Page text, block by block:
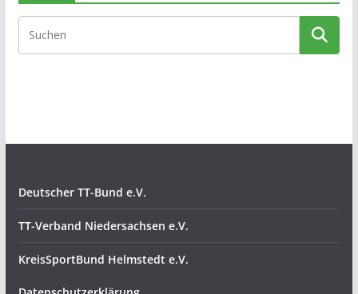
Deutscher TT-Bund e.V.
TT-Verband Niedersachsen e.V.
KreisSportBund Helmstedt e.V.